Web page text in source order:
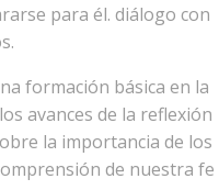
para él. diálogo con
formación básica en la
avances de la reflexión
la importancia de los
de nuestra fe